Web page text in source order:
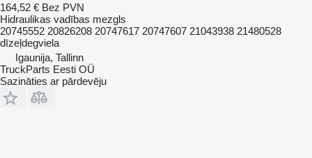
164,52 € Bez PVN
Hidraulikas vadības mezgls
20745552 20826208 20747617 20747607 21043938 21480528
dīzeļdegviela
Igaunija, Tallinn
TruckParts Eesti OÜ
Sazināties ar pārdevēju